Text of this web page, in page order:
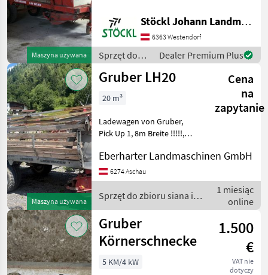
Maszyna używana
Podłoga przesuwna Sprzęt
do zbioru siana i paszowy
Przyczepy samozbierające
Stöckl Johann Landmaschinen GesmbH & Co KG
6363 Westendorf
Sprzęt do
zbioru siana
i paszowy /
Gruber
Dealer Premium Plus
Maszyna używana
Gruber LH20
Cena
na
zapytanie
20 m³
Ladewagen von Gruber,
Pick Up 1, 8m Breite !!!!!,
breiter Schwadablage, oder
extrem Futterschnend bei
der Heuernte, Bremse
hydraulisch, Berei
Eberharter Landmaschinen GmbH
6274 Aschau
Sprzęt do zbioru siana i
paszowy / Gruber
1 miesiąc
online
Gruber
Körnerschnecke
1.500
€
VAT nie
dotyczy
5 KM/4 kW